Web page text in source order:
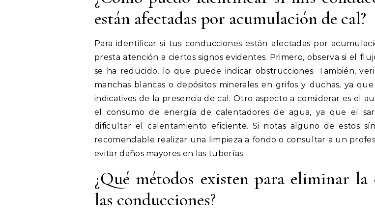
están afectadas por acumulación de cal?
Para identificar si tus conducciones están afectadas por
presta atención a ciertos signos evidentes. Primero, observa si el
se ha reducido, lo que puede indicar obstrucciones. También,
manchas blancas o depósitos minerales en grifos y duchas, ya que
indicativos de la presencia de cal. Otro aspecto a considerar es el
el consumo de energía de calentadores de agua, ya que el
dificultar el calentamiento eficiente. Si notas alguno de estos
recomendable realizar una limpieza a fondo o consultar a un
evitar daños mayores en las tuberías.
¿Qué métodos existen para eliminar la
las conducciones?